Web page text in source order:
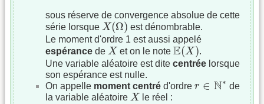
sous réserve de convergence absolue de cette
série lorsque X(Ω)
X(Ω) est dénombrable.
Le moment d'ordre 1 est aussi appelé
espérance de X
X et on le note E(X )
E(X) .
Une variable aléatoire est dite centrée lorsque
son espérance est nulle.
On appelle moment centré d'ordre r ∈ N∗
∈N∗ de
la variable aléatoire X
X le réel :